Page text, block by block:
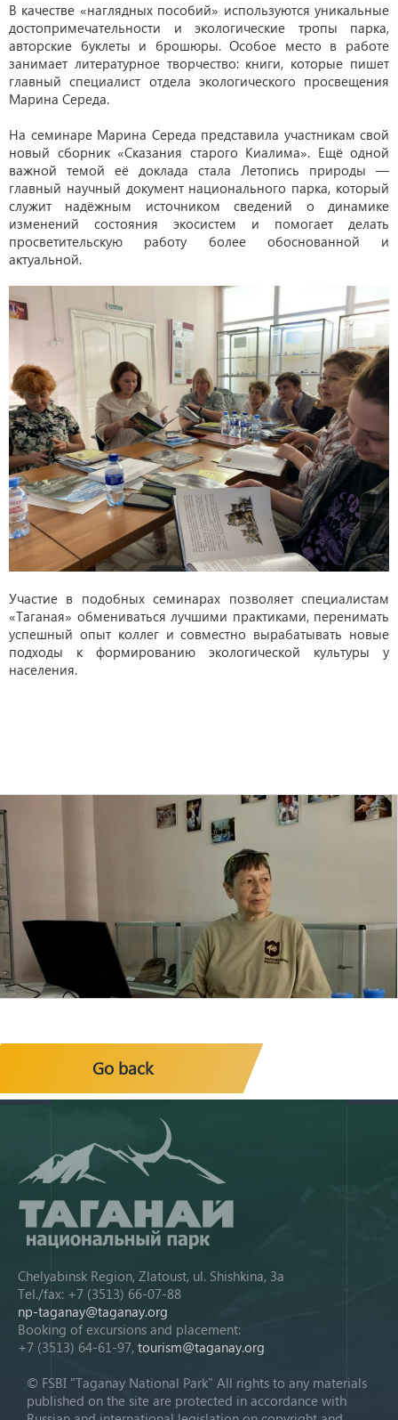
В качестве «наглядных пособий» используются уникальные
достопримечательности и экологические тропы парка,
авторские буклеты и брошюры. Особое место в работе
занимает литературное творчество: книги, которые пишет
главный специалист отдела экологического просвещения
Марина Середа.
На семинаре Марина Середа представила участникам свой
новый сборник «Сказания старого Киалима». Ещё одной
важной темой её доклада стала Летопись природы —
главный научный документ национального парка, который
служит надёжным источником сведений о динамике
изменений состояния экосистем и помогает делать
просветительскую работу более обоснованной и
актуальной.
Участие в подобных семинарах позволяет специалистам
«Таганая» обмениваться лучшими практиками, перенимать
успешный опыт коллег и совместно вырабатывать новые
подходы к формированию экологической культуры у
населения.
Go back
Chelyabinsk Region, Zlatoust, ul. Shishkina, 3a
Tel./fax: +7 (3513) 66-07-88
np-taganay@taganay.org
Booking of excursions and placement:
+7 (3513) 64-61-97, tourism@taganay.org
© FSBI "Taganay National Park" All rights to any materials
published on the site are protected in accordance with